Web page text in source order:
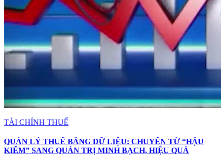
TÀI CHÍNH THUẾ
QUẢN LÝ THUẾ BẰNG DỮ LIỆU: CHUYỂN TỪ “HẬU
KIỂM” SANG QUẢN TRỊ MINH BẠCH, HIỆU QUẢ